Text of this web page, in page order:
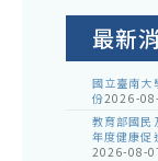
最新
國立臺南大
份2026-
教育部國民
年度健康促
2026-08-